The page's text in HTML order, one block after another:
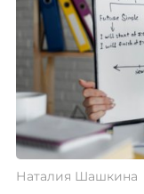
Наталия Шашкина